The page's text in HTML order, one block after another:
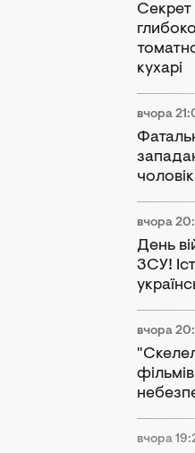
Секрет
кухарі
вчора
вчора
День
ЗСУ!
вчора
вчора